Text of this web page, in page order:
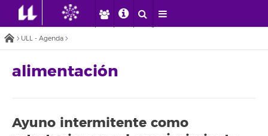
ULL - Agenda
alimentación
Ayuno intermitente como